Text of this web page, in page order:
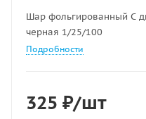
Шар фольгированный С
черная 1/25/100
Подробности
325 ₽/шт